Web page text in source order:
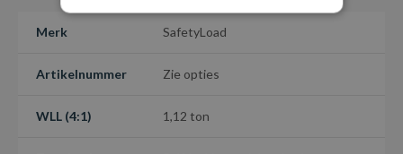
Merk SafetyLoad
Artikelnummer Zie opties
WLL (4:1) 1,12 ton